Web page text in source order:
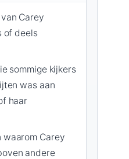
Carey
of deels
sommige kijkers
was aan
haar
waarom Carey
andere